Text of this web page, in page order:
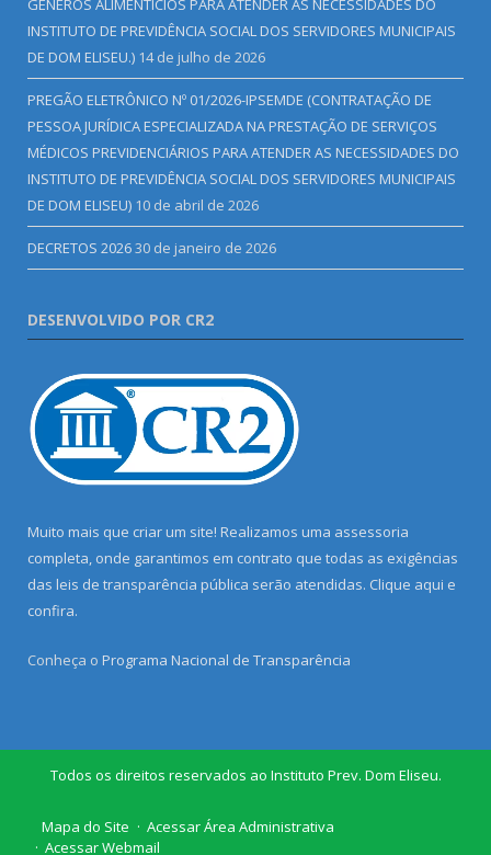
GÊNEROS ALIMENTÍCIOS PARA ATENDER AS NECESSIDADES DO
INSTITUTO DE PREVIDÊNCIA SOCIAL DOS SERVIDORES MUNICIPAIS
DE DOM ELISEU.) 14 de julho de 2026
PREGÃO ELETRÔNICO Nº 01/2026-IPSEMDE (CONTRATAÇÃO DE
PESSOA JURÍDICA ESPECIALIZADA NA PRESTAÇÃO DE SERVIÇOS
MÉDICOS PREVIDENCIÁRIOS PARA ATENDER AS NECESSIDADES DO
INSTITUTO DE PREVIDÊNCIA SOCIAL DOS SERVIDORES MUNICIPAIS
DE DOM ELISEU) 10 de abril de 2026
DECRETOS 202630 de janeiro de 2026
DESENVOLVIDO POR CR2
Muito mais que criar um site! Realizamos uma assessoria
completa, onde garantimos em contrato que todas as exigências
das leis de transparência pública serão atendidas. Clique aqui e
confira.
Conheça o Programa Nacional de Transparência
Todos os direitos reservados ao Instituto Prev. Dom Eliseu.
Mapa do Site
Acessar Área Administrativa
Acessar Webmail